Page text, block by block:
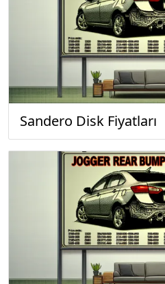
Sandero Disk Fiyatları